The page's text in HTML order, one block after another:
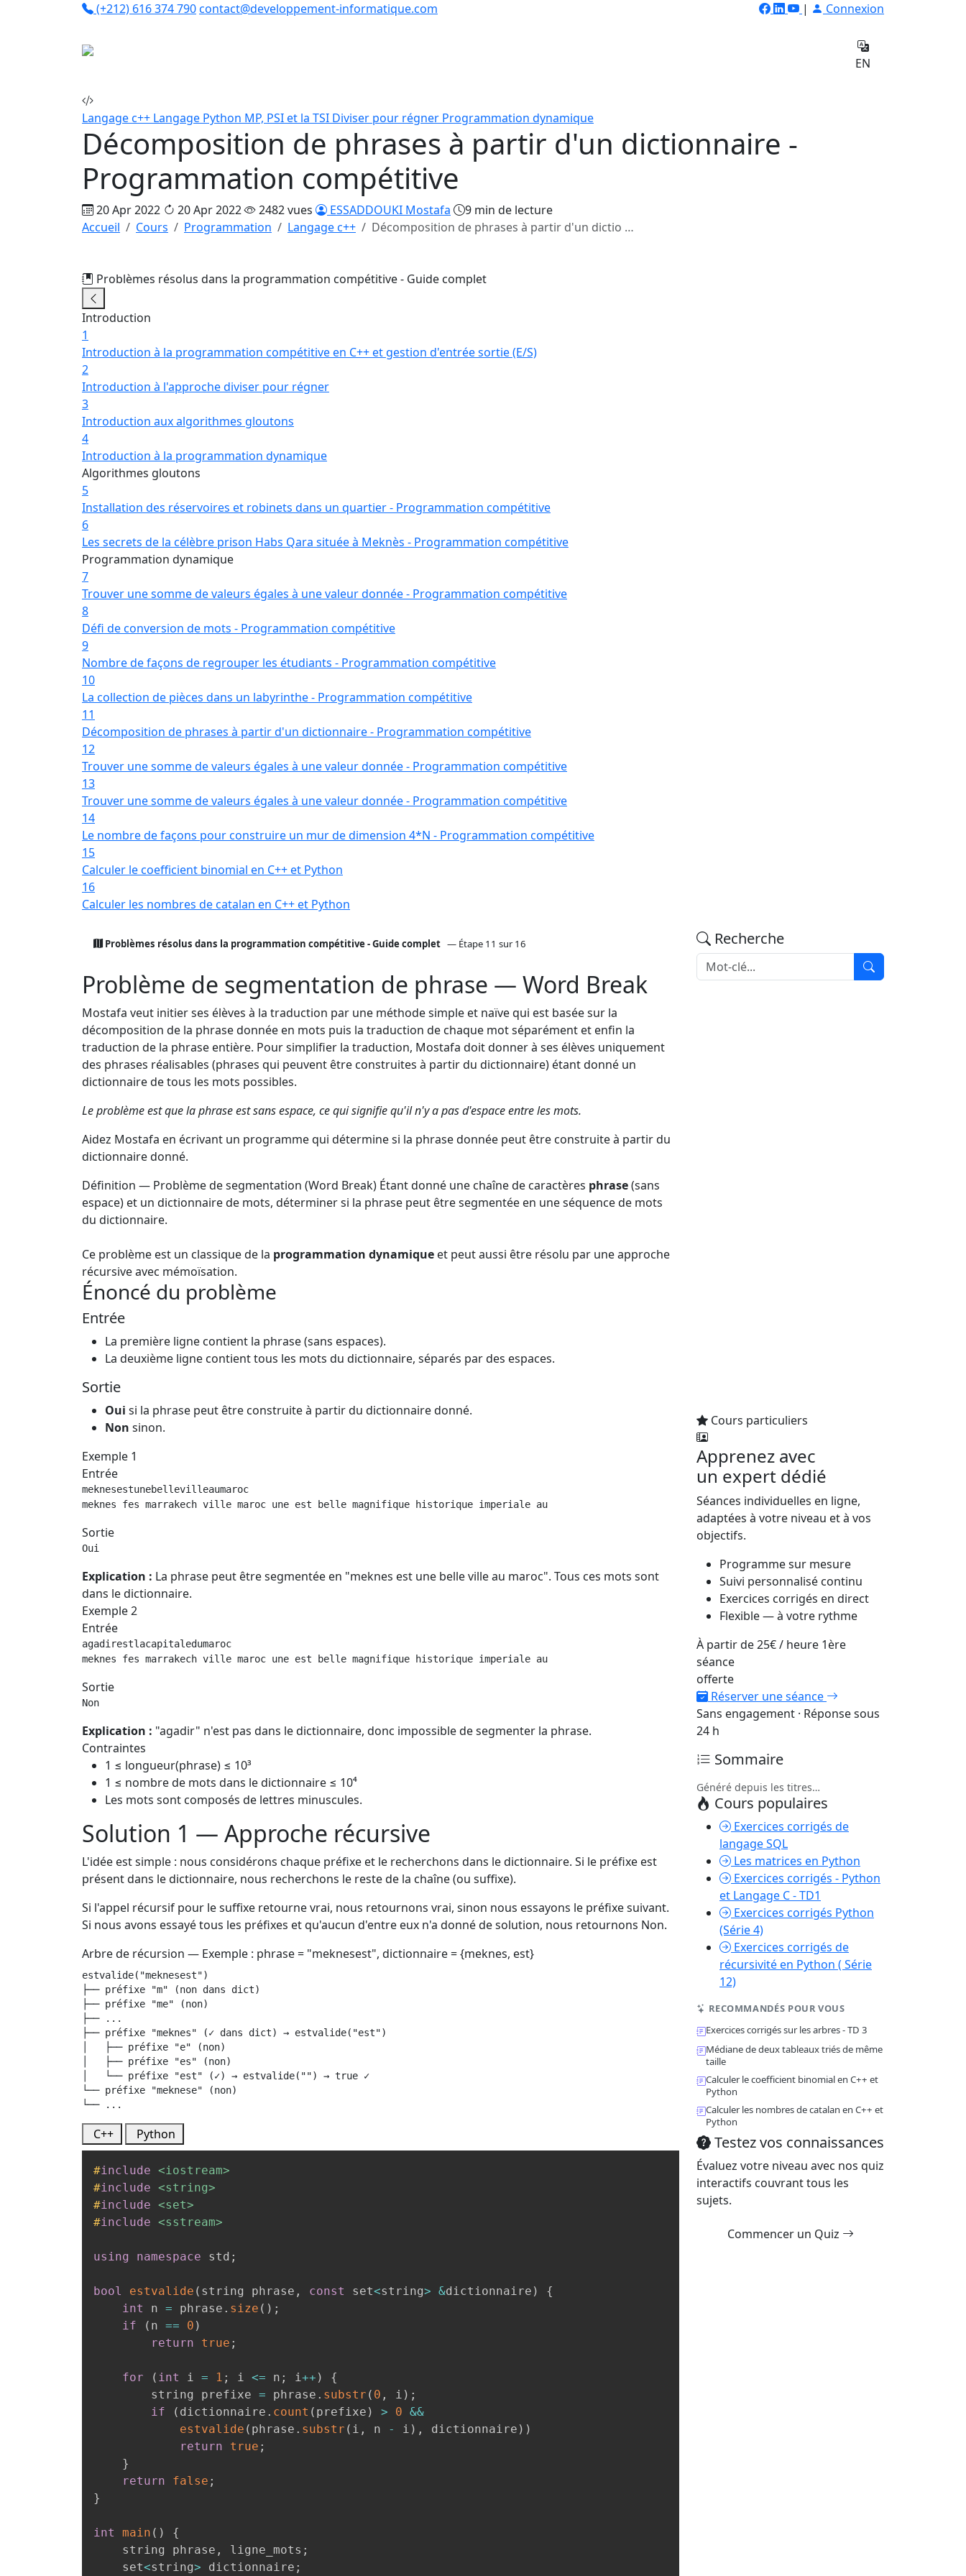
(+212) 616 374 790contact@developpement-informatique.com |
Connexion
EN
Langage c++ Langage Python MP, PSI et la TSI Diviser pour régner Programmation dynamique
Décomposition de phrases à partir d'un dictionnaire -
Programmation compétitive
20 Apr 2022 20 Apr 2022 2482 vues ESSADDOUKI Mostafa
9 min de lecture
Accueil
Cours Programmation Langage c++ Décomposition de phrases à partir d'un dictio …
Problèmes résolus dans la programmation compétitive - Guide complet
Introduction
1
Introduction à la programmation compétitive en C++ et gestion d'entrée sortie (E/S)
2
Introduction à l'approche diviser pour régner
3
Introduction aux algorithmes gloutons
4
Introduction à la programmation dynamique
Algorithmes gloutons
5
Installation des réservoires et robinets dans un quartier - Programmation compétitive
6
Les secrets de la célèbre prison Habs Qara située à Meknès - Programmation compétitive
Programmation dynamique
7
Trouver une somme de valeurs égales à une valeur donnée - Programmation compétitive
8
Défi de conversion de mots - Programmation compétitive
9
Nombre de façons de regrouper les étudiants - Programmation compétitive
10
La collection de pièces dans un labyrinthe - Programmation compétitive
11
Décomposition de phrases à partir d'un dictionnaire - Programmation compétitive
12
Trouver une somme de valeurs égales à une valeur donnée - Programmation compétitive
13
Trouver une somme de valeurs égales à une valeur donnée - Programmation compétitive
14
Le nombre de façons pour construire un mur de dimension 4*N - Programmation compétitive
15
Calculer le coefficient binomial en C++ et Python
16
Calculer les nombres de catalan en C++ et Python
Problèmes résolus dans la programmation compétitive - Guide complet — Étape 11 sur 16
Problème de segmentation de phrase — Word Break
Mostafa veut initier ses élèves à la traduction par une méthode simple et naïve qui est basée sur la
décomposition de la phrase donnée en mots puis la traduction de chaque mot séparément et enfin la
traduction de la phrase entière. Pour simplifier la traduction, Mostafa doit donner à ses élèves uniquement
des phrases réalisables (phrases qui peuvent être construites à partir du dictionnaire) étant donné un
dictionnaire de tous les mots possibles.
Le problème est que la phrase est sans espace, ce qui signifie qu'il n'y a pas d'espace entre les mots.
Aidez Mostafa en écrivant un programme qui détermine si la phrase donnée peut être construite à partir du
dictionnaire donné.
Définition — Problème de segmentation (Word Break) Étant donné une chaîne de caractères phrase(sans
espace) et un dictionnaire de mots, déterminer si la phrase peut être segmentée en une séquence de mots
du dictionnaire.
Ce problème est un classique de la programmation dynamique et peut aussi être résolu par une approche
récursive avec mémoïsation.
Énoncé du problème
Entrée
La première ligne contient la phrase (sans espaces).
La deuxième ligne contient tous les mots du dictionnaire, séparés par des espaces.
Sortie
Oui si la phrase peut être construite à partir du dictionnaire donné.
Non sinon.
Exemple 1
Entrée
meknesestunebellevilleaumaroc
meknes fes marrakech ville maroc une est belle magnifique historique imperiale au
Sortie
Oui
Explication : La phrase peut être segmentée en "meknes est une belle ville au maroc". Tous ces mots sont
dans le dictionnaire.
Exemple 2
Entrée
agadirestlacapitaledumaroc
meknes fes marrakech ville maroc une est belle magnifique historique imperiale au
Sortie
Non
Explication : "agadir" n'est pas dans le dictionnaire, donc impossible de segmenter la phrase.
Contraintes
1 ≤ longueur(phrase) ≤ 10³
1 ≤ nombre de mots dans le dictionnaire ≤ 10⁴
Les mots sont composés de lettres minuscules.
Solution 1 — Approche récursive
L'idée est simple : nous considérons chaque préfixe et le recherchons dans le dictionnaire. Si le préfixe est
présent dans le dictionnaire, nous recherchons le reste de la chaîne (ou suffixe).
Si l'appel récursif pour le suffixe retourne vrai, nous retournons vrai, sinon nous essayons le préfixe suivant.
Si nous avons essayé tous les préfixes et qu'aucun d'entre eux n'a donné de solution, nous retournons Non.
Arbre de récursion — Exemple : phrase = "meknesest", dictionnaire = {meknes, est}
estvalide("meknesest")
├── préfixe "m" (non dans dict)
├── préfixe "me" (non)
├── ...
├── préfixe "meknes" (✓ dans dict) → estvalide("est")
│   ├── préfixe "e" (non)
│   ├── préfixe "es" (non)
│   └── préfixe "est" (✓) → estvalide("") → true ✓
└── préfixe "meknese" (non)
└── ...
C++ Python
#include <iostream>
#include <string>
#include <set>
#include <sstream>
using namespace std ;
bool estvalide ( string phrase , const set<string> &dictionnaire )
{
int
n = phrase . size ( ) ;
if
( n == 0 )
return
true ;
for ( int i = 1 ; i <= n ; i++ )
{
        string prefixe
= phrase . substr ( 0 , i ) ;
if
( dictionnaire . count ( prefixe ) > 0 &&
estvalide ( phrase . substr ( i , n - i ) , dictionnaire ) )
return
true ;
}
return
false ;
}
int main ( )
{
    string phrase
, ligne_mots ;
    set
<string> dictionnaire ;
Recherche
Cours particuliers
Apprenez avec
un expert dédié
Séances individuelles en ligne,
adaptées à votre niveau et à vos
objectifs.
Programme sur mesure
Suivi personnalisé continu
Exercices corrigés en direct
Flexible — à votre rythme
À partir de25€/ heure 1ère
séance
offerte
Réserver une séance
Sans engagement · Réponse sous
24 h
Sommaire
Généré depuis les titres…
Cours populaires
Exercices corrigés de
langage SQL
Les matrices en Python
Exercices corrigés - Python
et Langage C - TD1
Exercices corrigés Python
(Série 4)
Exercices corrigés de
récursivité en Python ( Série
12)
RECOMMANDÉS POUR VOUS
Exercices corrigés sur les arbres - TD 3
Médiane de deux tableaux triés de même
taille
Calculer le coefficient binomial en C++ et
Python
Calculer les nombres de catalan en C++ et
Python
Testez vos connaissances
Évaluez votre niveau avec nos quiz
interactifs couvrant tous les
sujets.
Commencer un Quiz